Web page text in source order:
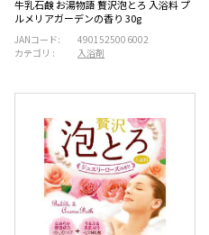
牛乳石鹸 お湯物語 贅沢泡とろ 入浴料 プ
ルメリアガーデンの香り 30g
JANコード:
4901525006002
カテゴリ :
入浴剤